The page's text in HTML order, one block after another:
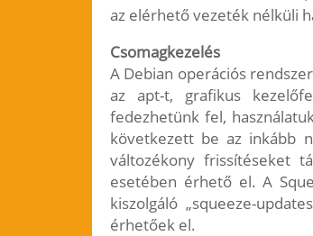
az elérhető vezeték nélküli
Csomagkezelés
A Debian operációs
az apt-t, grafikus
fedezhetünk fel,
következett be az inkább
változékony frissítéseket
esetében érhető el. A
kiszolgáló „squeeze-
érhetőek el.